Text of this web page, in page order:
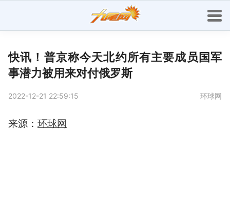
快讯！普京称今天北约所有主要成员国军
事潜力被用来对付俄罗斯
2022-12-21 22:59:15 环球网
来源： 环球网